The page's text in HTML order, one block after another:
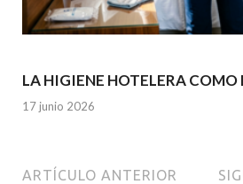
LA HIGIENE HOTELERA COMO
17 junio 2026
ARTÍCULO ANTERIOR